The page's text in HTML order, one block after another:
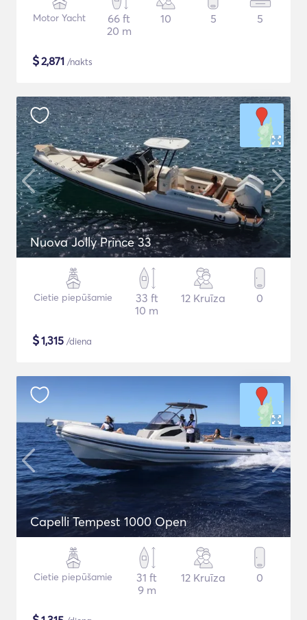
Motor Yacht
66 ft
20 m
10 5 5
$2,871 /nakts
Nuova Jolly Prince 33
Cietie piepūšamie
33 ft
10 m
12 Kruīza 0
$1,315 /diena
Capelli Tempest 1000 Open
Cietie piepūšamie
31 ft
9 m
12 Kruīza 0